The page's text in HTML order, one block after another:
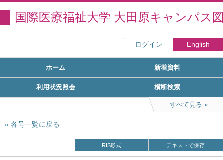
国際医療福祉大学 大田原キャンパス
ログイン English
ホーム 新着資料
利用状況照会 横断検索
すべて見る
各号一覧に戻る
RIS形式 テキストで保存